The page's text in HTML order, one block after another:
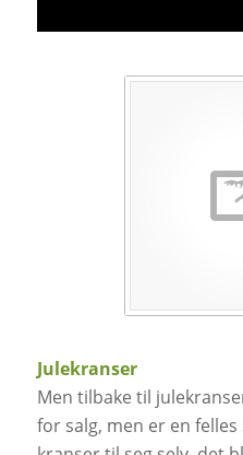
Julekranser
Men tilbake til
for salg, men er en